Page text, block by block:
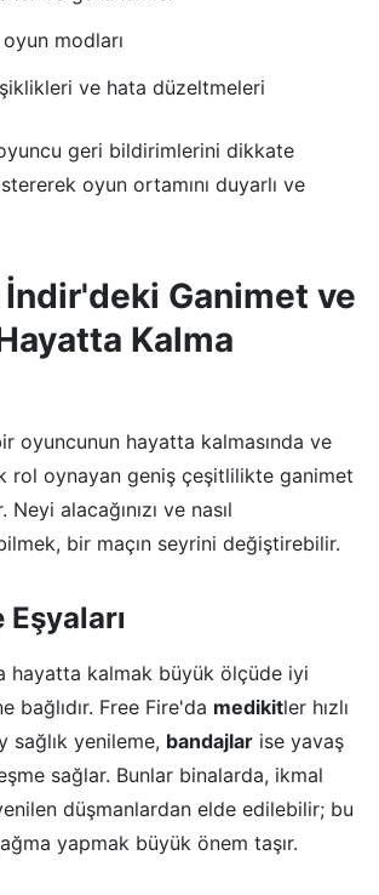
oyun modları
ve hata düzeltmeleri
geri bildirimlerini dikkate
oyun ortamını duyarlı ve
İndir'deki Ganimet ve
Kalma
oyuncunun hayatta kalmasında ve
rol oynayan geniş çeşitlilikte ganimet
alacağınızı ve nasıl
bilmek, bir maçın seyrini değiştirebilir.
hayatta kalmak büyük ölçüde iyi
bağlıdır. Free Fire'da medikitler hızlı
sağlık yenileme, bandajlar ise yavaş
sağlar. Bunlar binalarda, ikmal
düşmanlardan elde edilebilir; bu
yapmak büyük önem taşır.